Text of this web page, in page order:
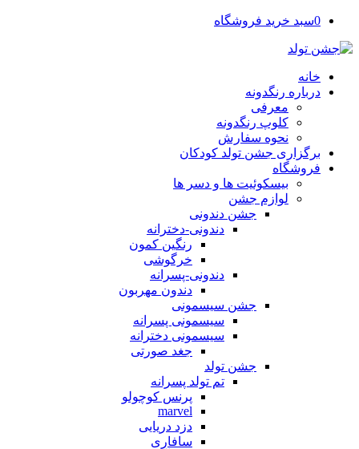
0سبد خرید فروشگاه
خانه
درباره رنگدونه
معرفی
کلوپ رنگدونه
نحوه سفارش
برگزاری جشن تولد کودکان
فروشگاه
بیسکوئیت ها و دسر ها
لوازم جشن
جشن دندونی
دندونی-دخترانه
رنگین کمون
خرگوشی
دندونی-پسرانه
دندون مهربون
جشن سیسمونی
سیسمونی پسرانه
سیسمونی دخترانه
جغد صورتی
جشن تولد
تم تولد پسرانه
پرنس کوچولو
marvel
دزد دریایی
سافاری